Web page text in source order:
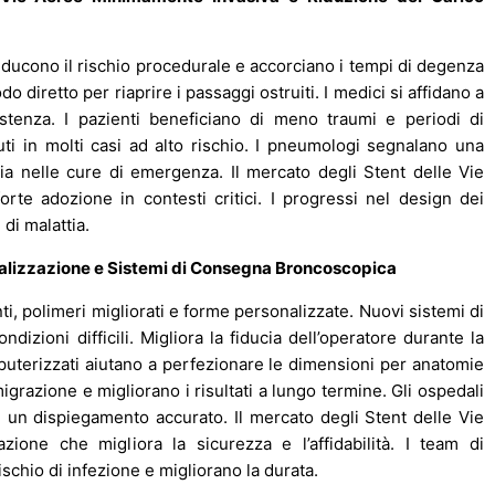
il rischio procedurale e accorciano i tempi di degenza
diretto per riaprire i passaggi ostruiti. I medici si affidano a
I pazienti beneficiano di meno traumi e periodi di
in molti casi ad alto rischio. I pneumologi segnalano una
nelle cure di emergenza. Il mercato degli Stent delle Vie
adozione in contesti critici. I progressi nel design dei
malattia.
e Sistemi di Consegna Broncoscopica
polimeri migliorati e forme personalizzate. Nuovi sistemi di
difficili. Migliora la fiducia dell’operatore durante la
aiutano a perfezionare le dimensioni per anatomie
e migliorano i risultati a lungo termine. Gli ospedali
dispiegamento accurato. Il mercato degli Stent delle Vie
che migliora la sicurezza e l’affidabilità. I team di
di infezione e migliorano la durata.